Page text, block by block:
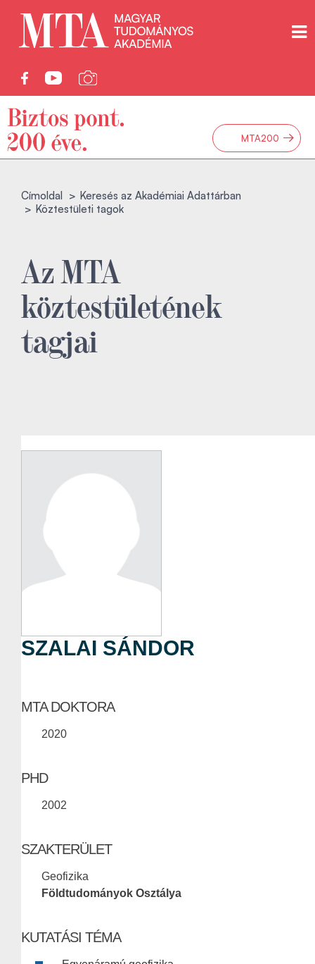
MTA200 →
Címoldal
Keresés az Akadémiai Adattárban
Köztestületi tagok
Az MTA
köztestületének
tagjai
SZALAI SÁNDOR
MTA DOKTORA
2020
PHD
2002
SZAKTERÜLET
Geofizika
Földtudományok Osztálya
KUTATÁSI TÉMA